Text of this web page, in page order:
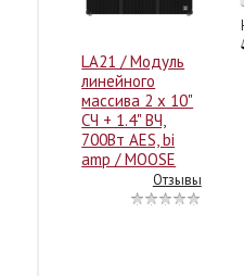
LA21 / Модуль
линейного
массива 2 x 10"
СЧ + 1.4" ВЧ,
700Вт AES, bi
amp / MOOSE
Отзывы